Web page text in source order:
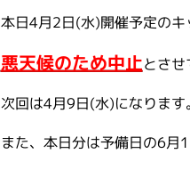
本日4月2日(水)開催予定の
悪天候のため中止とさせ
次回は4月9日(水)になります。
また、本日分は予備日の6月